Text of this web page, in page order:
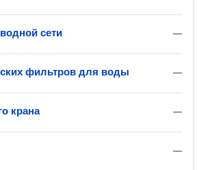
—
сети
—
фильтров для воды
—
крана
—